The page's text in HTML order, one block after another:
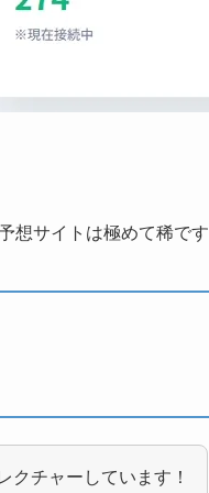
想サイトは極めて稀で
クチャーしています！